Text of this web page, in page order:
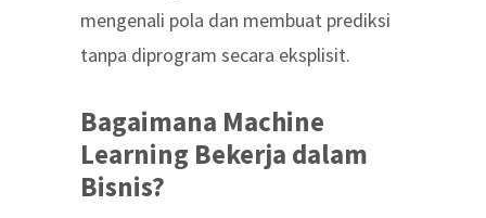
mengenali pola dan membuat prediksi
tanpa diprogram secara eksplisit.
Bagaimana Machine
Learning Bekerja dalam
Bisnis?